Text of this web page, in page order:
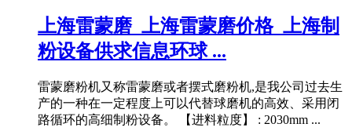
上海雷蒙磨_上海雷蒙磨价格_上海制
粉设备供求信息环球 ...
雷蒙磨粉机又称雷蒙磨或者摆式磨粉机,是我公司过去生
产的一种在一定程度上可以代替球磨机的高效、采用闭
路循环的高细制粉设备。 【进料粒度】 : 2030mm ...